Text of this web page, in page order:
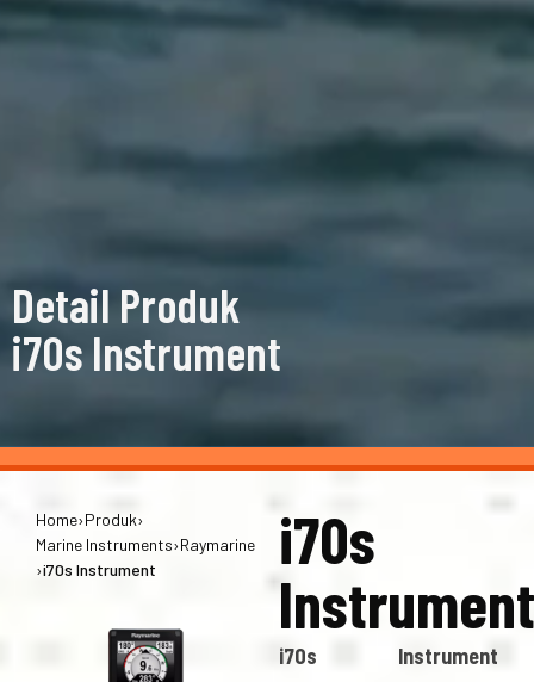
Detail Produk
i70s Instrument
Home›Produk›
Marine Instruments›Raymarine
›i70s Instrument
i70s
Instrument
i70s Instrument